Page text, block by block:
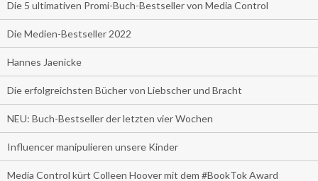
Die 5 ultimativen Promi-Buch-Bestseller von Media Control
Die Medien-Bestseller 2022
Hannes Jaenicke
Die erfolgreichsten Bücher von Liebscher und Bracht
NEU: Buch-Bestseller der letzten vier Wochen
Influencer manipulieren unsere Kinder
Media Control kürt Colleen Hoover mit dem #BookTok Award